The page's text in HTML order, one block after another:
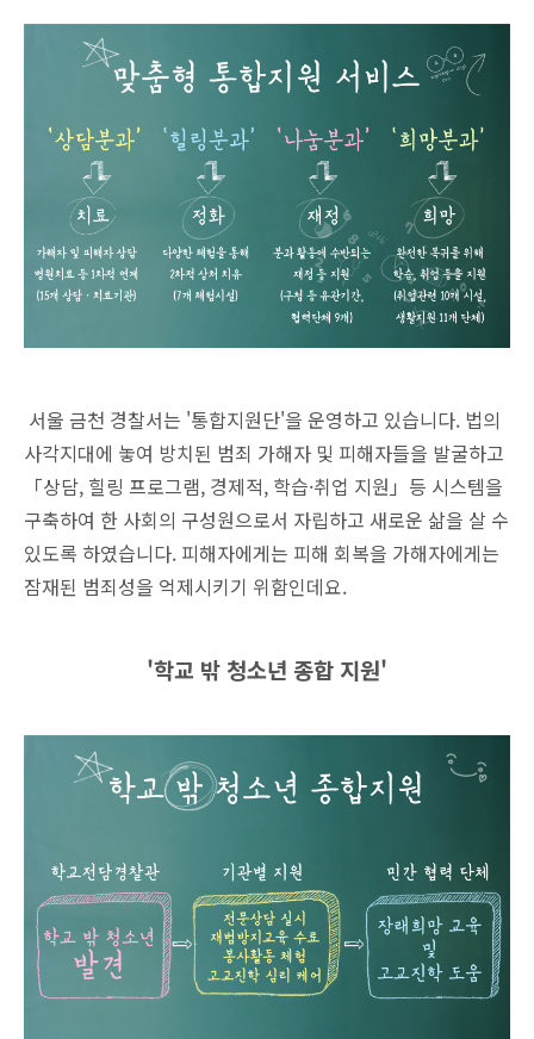
서울 금천 경찰서는 '통합지원단'을 운영하고 있습니다. 법의
사각지대에 놓여 방치된 범죄 가해자 및 피해자들을 발굴하고
「상담, 힐링 프로그램, 경제적, 학습·취업 지원」등 시스템을
구축하여 한 사회의 구성원으로서 자립하고 새로운 삶을 살 수
있도록 하였습니다. 피해자에게는 피해 회복을 가해자에게는
잠재된 범죄성을 억제시키기 위함인데요.
'학교 밖 청소년 종합 지원'